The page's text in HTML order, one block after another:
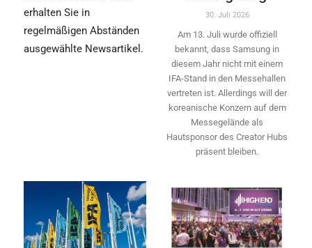
erhalten Sie in
regelmäßigen Abständen
ausgewählte Newsartikel.
30. Juli 2026
Am 13. Juli wurde offiziell
bekannt, dass Samsung in
diesem Jahr nicht mit einem
IFA-Stand in den Messehallen
vertreten ist. Allerdings will ­der
koreanische Konzern auf dem
Messegelände als
Hautsponsor des Creator Hubs
präsent bleiben.